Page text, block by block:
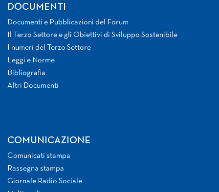
DOCUMENTI
Documenti e Pubblicazioni del Forum
Il Terzo Settore e gli Obiettivi di Sviluppo Sostenibile
I numeri del Terzo Settore
Leggi e Norme
Bibliografia
Altri Documenti
COMUNICAZIONE
Comunicati stampa
Rassegna stampa
Giornale Radio Sociale